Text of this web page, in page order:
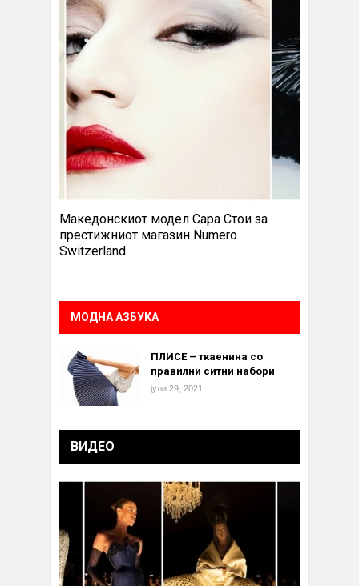
Македонскиот модел Сара Стои за
престижниот магазин Numero
Switzerland
МОДНА АЗБУКА
ПЛИСЕ – ткаенина со
правилни ситни набори
јули 29, 2021
ВИДЕО